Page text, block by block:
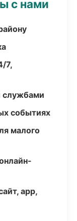
с нами
7,
службами
событиях
малого
app,